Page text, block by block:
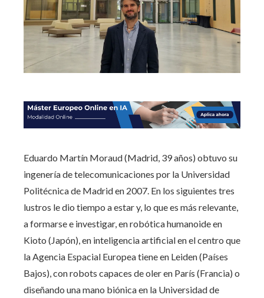
Eduardo Martín Moraud (Madrid, 39 años) obtuvo su
ingenería de telecomunicaciones por la Universidad
Politécnica de Madrid en 2007. En los siguientes tres
lustros le dio tiempo a estar y, lo que es más relevante,
a formarse e investigar, en robótica humanoide en
Kioto (Japón), en inteligencia artificial en el centro que
la Agencia Espacial Europea tiene en Leiden (Países
Bajos), con robots capaces de oler en París (Francia) o
diseñando una mano biónica en la Universidad de